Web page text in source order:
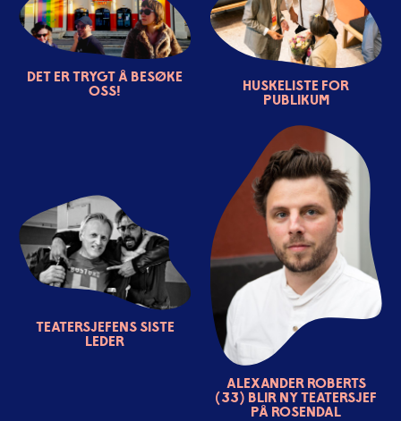
Det er trygt å besøke
oss!
Huskeliste for
publikum
Teatersjefens siste
leder
Alexander Roberts
(33) blir ny teatersjef
på Rosendal